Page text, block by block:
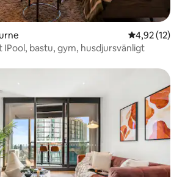
4,92 av 5 i
4,92 (12)
IPool, bastu, gym, husdjursvänligt